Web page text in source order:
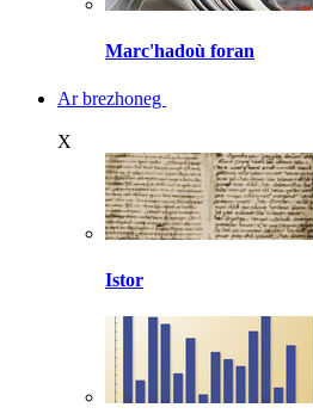
Marc'hadoù foran
Ar brezhoneg
X
Istor